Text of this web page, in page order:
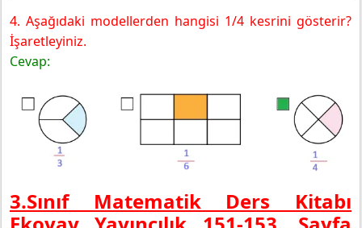
4. Aşağıdaki modellerden hangisi 1/4 kesrini gösterir?
İşaretleyiniz.
Cevap:
3.Sınıf Matematik Ders Kitabı